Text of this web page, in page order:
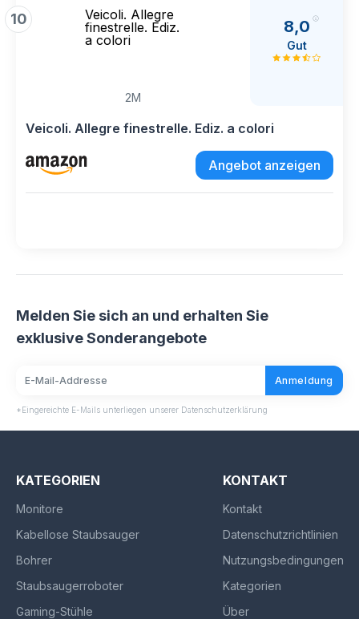
10
Veicoli. Allegre
finestrelle. Ediz.
a colori
2M
8,0
Gut
Veicoli. Allegre finestrelle. Ediz. a colori
Angebot anzeigen
Melden Sie sich an und erhalten Sie
exklusive Sonderangebote
Anmeldung
*Eingereichte E-Mails unterliegen unserer Datenschutzerklärung
KATEGORIEN
Monitore
Kabellose Staubsauger
Bohrer
Staubsaugerroboter
Gaming-Stühle
KONTAKT
Kontakt
Datenschutzrichtlinien
Nutzungsbedingungen
Kategorien
Über